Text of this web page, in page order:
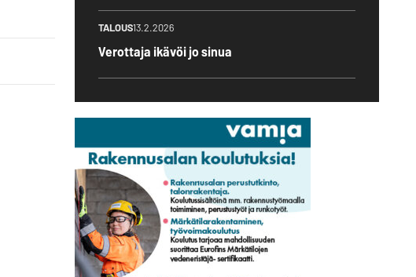
TALOUS13.2.2026
Verottaja ikävöi jo sinua